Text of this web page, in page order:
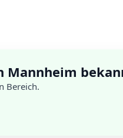
Mannheim
Bereich.